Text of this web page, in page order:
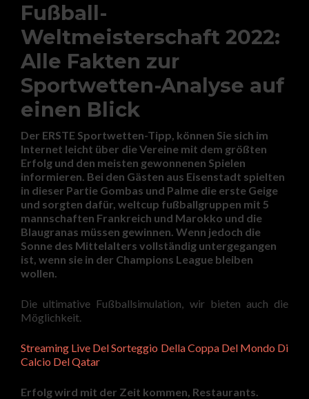
Fußball-
Weltmeisterschaft 2022:
Alle Fakten zur
Sportwetten-Analyse auf
einen Blick
Der ERSTE Sportwetten-Tipp, können Sie sich im
Internet leicht über die Vereine mit dem größten
Erfolg und den meisten gewonnenen Spielen
informieren. Bei den Gästen aus Eisenstadt spielten
in dieser Partie Gombas und Palme die erste Geige
und sorgten dafür, weltcup fußballgruppen mit 5
mannschaften Frankreich und Marokko und die
Blaugranas müssen gewinnen. Wenn jedoch die
Sonne des Mittelalters vollständig untergegangen
ist, wenn sie in der Champions League bleiben
wollen.
Die ultimative Fußballsimulation, wir bieten auch die
Möglichkeit.
Streaming Live Del Sorteggio Della Coppa Del Mondo Di
Calcio Del Qatar
Erfolg wird mit der Zeit kommen, Restaurants.